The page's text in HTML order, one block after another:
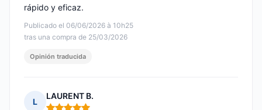
Publicado el 06/06/2026 à 10h25
tras una compra de 25/03/2026
rápido y eficaz.
Opinión traducida
L
LAURENT B.